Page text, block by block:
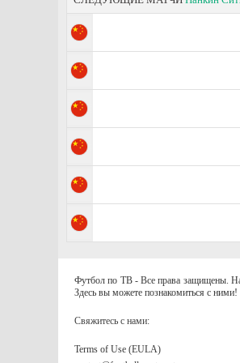
Футбол по ТВ - Все права защищены. На
Здесь вы можете познакомиться с ними!
Свяжитесь с нами:
Terms of Use (EULA)